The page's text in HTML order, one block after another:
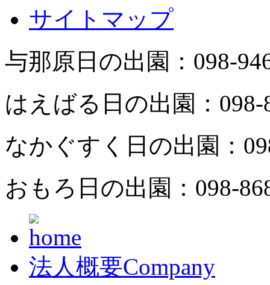
サイトマップ
与那原日の出園： 098-
はえばる日の出園： 098-
なかぐすく日の出園：
おもろ日の出園： 098-
法人概要Company